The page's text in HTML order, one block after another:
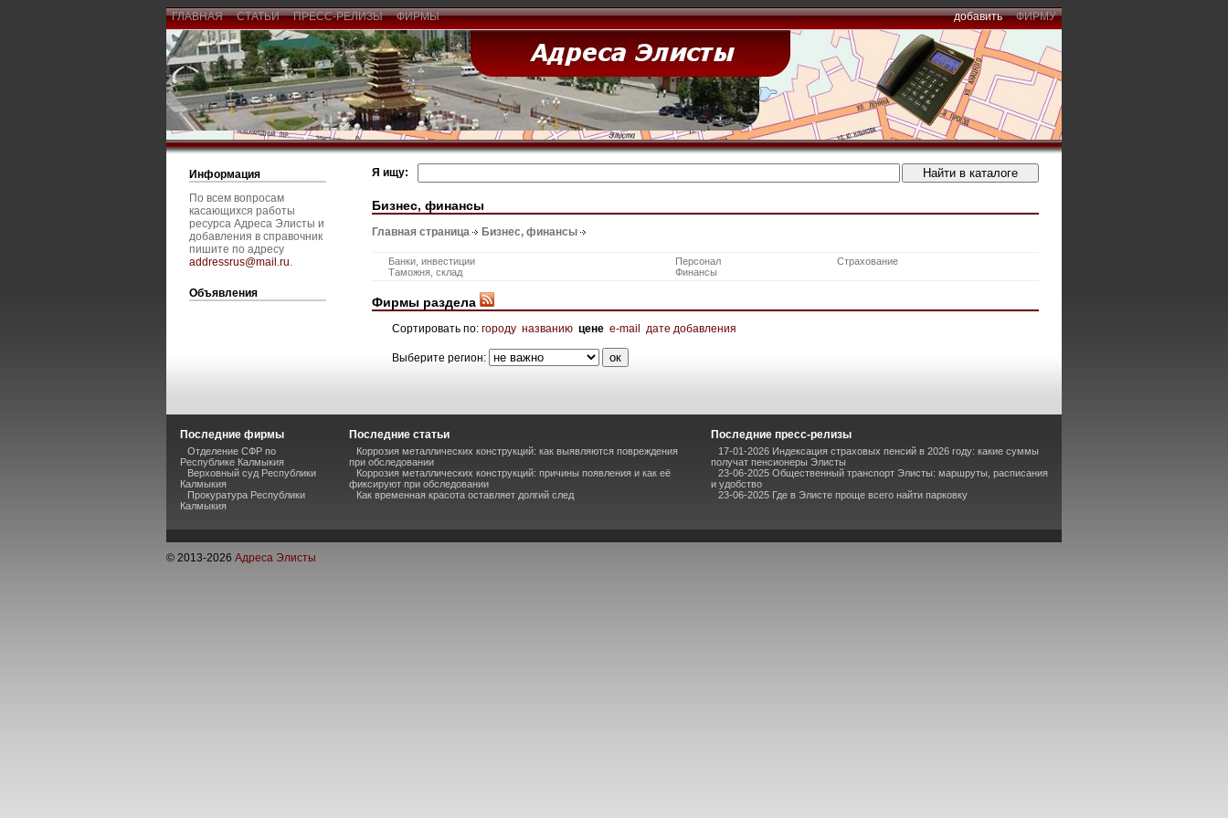
ГЛАВНАЯ СТАТЬИ ПРЕСС-РЕЛИЗЫ ФИРМЫ добавить ФИРМУ
Информация
По всем вопросам
касающихся работы
ресурса Адреса Элисты и
добавления в справочник
пишите по адресу
addressrus@mail.ru.
Объявления
Я ищу:
Бизнес, финансы
Главная страница Бизнес, финансы
Банки, инвестиции Персонал
Страхование
Таможня, склад
Финансы
Фирмы раздела
Сортировать по: городу названию цене e-mail дате добавления
Выберите регион:
Последние фирмы
Отделение СФР по
Республике Калмыкия
Верховный суд Республики
Калмыкия
Прокуратура Республики
Калмыкия
Последние статьи
Коррозия металлических конструкций: как выявляются повреждения
при обследовании
Коррозия металлических конструкций: причины появления и как её
фиксируют при обследовании
Как временная красота оставляет долгий след
Последние пресс-релизы
17-01-2026 Индексация страховых пенсий в 2026 году: какие суммы
получат пенсионеры Элисты
23-06-2025 Общественный транспорт Элисты: маршруты, расписания
и удобство
23-06-2025 Где в Элисте проще всего найти парковку
© 2013-2026 Адреса Элисты